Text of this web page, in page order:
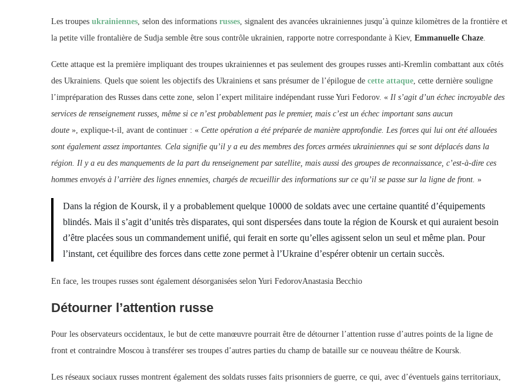
Les troupes ukrainiennes , selon des informations russes , signalent des avancées ukrainiennes jusqu’à quinze kilomètres de la frontière et
la petite ville frontalière de Sudja semble être sous contrôle ukrainien, rapporte notre correspondante à Kiev, Emmanuelle Chaze
Cette attaque est la première impliquant des troupes ukrainiennes et pas seulement des groupes russes anti-Kremlin combattant aux côtés
des Ukrainiens. Quels que soient les objectifs des Ukrainiens et sans présumer de l’épilogue de cette attaque , cette dernière souligne
l’impréparation des Russes dans cette zone, selon l’expert militaire indépendant russe Yuri Fedorov. « Il s’agit d’un échec incroyable des
services de renseignement russes, même si ce n’est probablement pas le premier, mais c’est un échec important sans aucun
doute », explique-t-il, avant de continuer : « Cette opération a été préparée de manière approfondie. Les forces qui lui ont été allouées
sont également assez importantes. Cela signifie qu’il y a eu des membres des forces armées ukrainiennes qui se sont déplacés dans la
région. Il y a eu des manquements de la part du renseignement par satellite, mais aussi des groupes de reconnaissance, c’est-à-dire ces
hommes envoyés à l’arrière des lignes ennemies, chargés de recueillir des informations sur ce qu’il se passe sur la ligne de front. »
Dans la région de Koursk, il y a probablement quelque 10000 de soldats avec une certaine quantité d’équipements
blindés. Mais il s’agit d’unités très disparates, qui sont dispersées dans toute la région de Koursk et qui auraient besoin
d’être placées sous un commandement unifié, qui ferait en sorte qu’elles agissent selon un seul et même plan. Pour
l’instant, cet équilibre des forces dans cette zone permet à l’Ukraine d’espérer obtenir un certain succès.
En face, les troupes russes sont également désorganisées selon Yuri FedorovAnastasia Becchio
Détourner l’attention russe
Pour les observateurs occidentaux, le but de cette manœuvre pourrait être de détourner l’attention russe d’autres points de la ligne de
front et contraindre Moscou à transférer ses troupes d’autres parties du champ de bataille sur ce nouveau théâtre de Koursk.
Les réseaux sociaux russes montrent également des soldats russes faits prisonniers de guerre, ce qui, avec d’éventuels gains territoriaux,